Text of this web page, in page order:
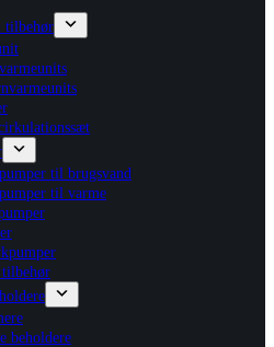
tilbehør
til brugsvand
til varme
beholdere